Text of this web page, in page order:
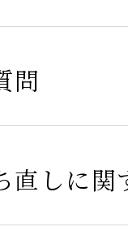
問
直しに関